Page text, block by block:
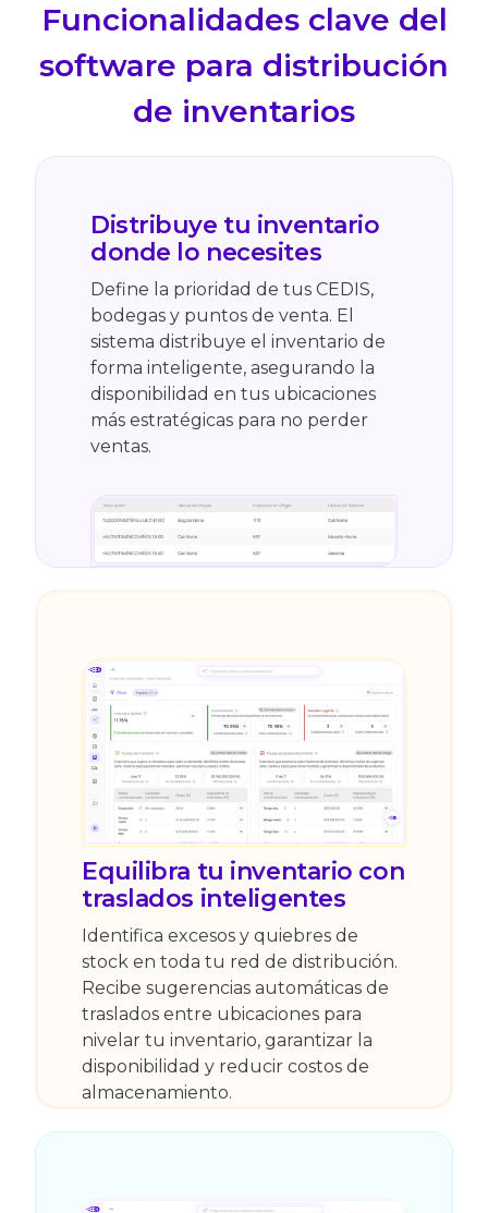
Funcionalidades clave del
software para distribución
de inventarios
Distribuye tu inventario
donde lo necesites
Define la prioridad de tus CEDIS,
bodegas y puntos de venta. El
sistema distribuye el inventario de
forma inteligente, asegurando la
disponibilidad en tus ubicaciones
más estratégicas para no perder
ventas.
Equilibra tu inventario con
traslados inteligentes
Identifica excesos y quiebres de
stock en toda tu red de distribución.
Recibe sugerencias automáticas de
traslados entre ubicaciones para
nivelar tu inventario, garantizar la
disponibilidad y reducir costos de
almacenamiento.